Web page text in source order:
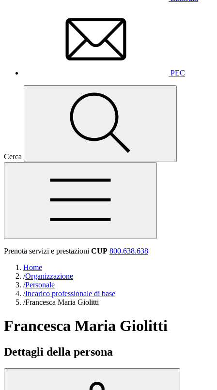
PEC
Cerca
Prenota servizi e prestazioni CUP 800.638.638
Home
/Organizzazione
/Personale
/Incarico professionale di base
/Francesca Maria Giolitti
Francesca Maria Giolitti
Dettagli della persona